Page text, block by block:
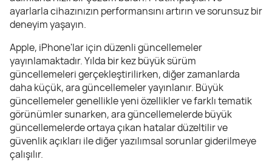
ayarlarla cihazınızın performansını artırın ve sorunsuz bir
deneyim yaşayın.
Apple, iPhone'lar için düzenli güncellemeler
yayınlamaktadır. Yılda bir kez büyük sürüm
güncellemeleri gerçekleştirilirken, diğer zamanlarda
daha küçük, ara güncellemeler yayınlanır. Büyük
güncellemeler genellikle yeni özellikler ve farklı tematik
görünümler sunarken, ara güncellemelerde büyük
güncellemelerde ortaya çıkan hatalar düzeltilir ve
güvenlik açıkları ile diğer yazılımsal sorunlar giderilmeye
çalışılır.